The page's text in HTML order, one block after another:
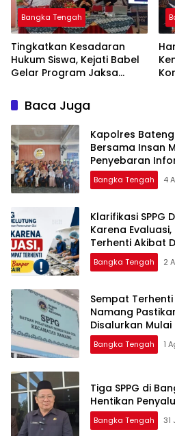
Bangka Tengah
Tingkatkan Kesadaran
Hukum Siswa, Kejati Babel
Gelar Program Jaksa
Namang
Baca Juga
‎Kapolres
Bersama Insan
Penyebaran
Layanan Polri 110
Bangka Tengah 4
‎Klarifikasi SPPG
Karena
Terhenti Akibat
Bangka Tengah 2
‎Sempat Terhenti
Namang
Disalurkan Mulai
Bangka Tengah 1
‎Tiga SPPG di
Bangka Tengah 31